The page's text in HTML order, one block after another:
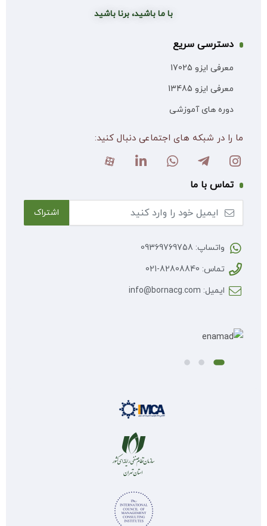
با ما باشید، برنا باشید
دسترسی سریع
معرفی ایزو 17025
معرفی ایزو 13485
دوره های آموزشی
ما را در شبکه های اجتماعی دنبال کنید:
تماس با ما
واتساپ: 09369769758
تماس: 82808840-021
ایمیل: info@bornacg.com